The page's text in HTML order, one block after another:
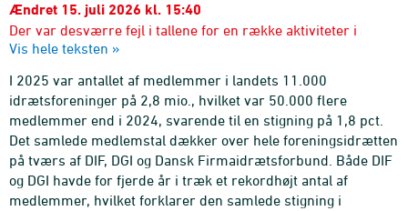
Ændret 15. juli 2026 kl. 15:40
Der var desværre fejl i tallene for en række aktiviteter i
anden figur. Figuren er nu rettet.
Vis hele teksten »
I 2025 var antallet af medlemmer i landets 11.000
idrætsforeninger på 2,8 mio., hvilket var 50.000 flere
medlemmer end i 2024, svarende til en stigning på 1,8 pct.
Det samlede medlemstal dækker over hele foreningsidrætten
på tværs af DIF, DGI og Dansk Firmaidrætsforbund. Både DIF
og DGI havde for fjerde år i træk et rekordhøjt antal af
medlemmer, hvilket forklarer den samlede stigning i